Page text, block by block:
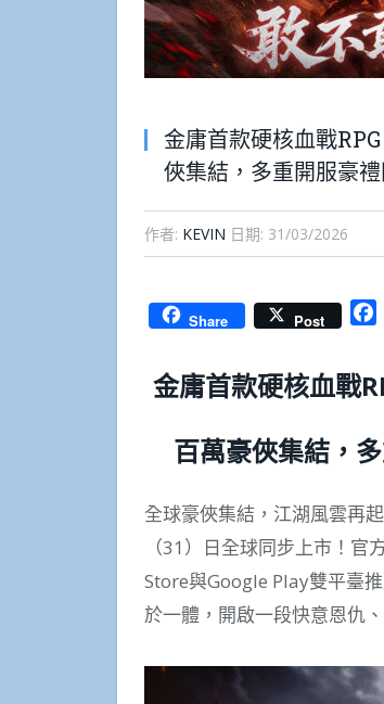
金庸首款硬核血戰
俠集結，多重開服豪
作者: KEVIN 日期: 31/03/2026
Share Post
金庸首款硬核血戰
百萬豪俠集結，
全球豪俠集結，江湖風雲再
（31）日全球同步上市！
Store與Google Play雙平臺
於一體，開啟一段快意恩仇